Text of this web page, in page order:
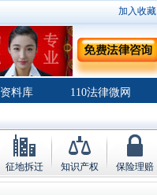
加入收藏
资料库 110法律微网
征地拆迁 知识产权 保险理赔